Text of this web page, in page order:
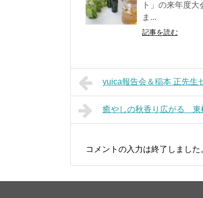
ト」の来年度
ま...
記事を読む
yuica報告会＆稲本 正先生
癒やしの秋香り広がる 東
コメントの入力は終了しました